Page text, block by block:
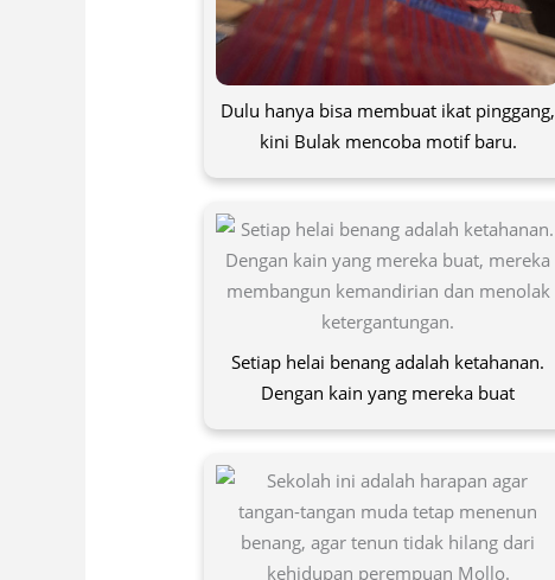
Dulu hanya bisa membuat ikat pinggang,
kini Bulak mencoba motif baru.
Setiap helai benang adalah ketahanan.
Dengan kain yang mereka buat